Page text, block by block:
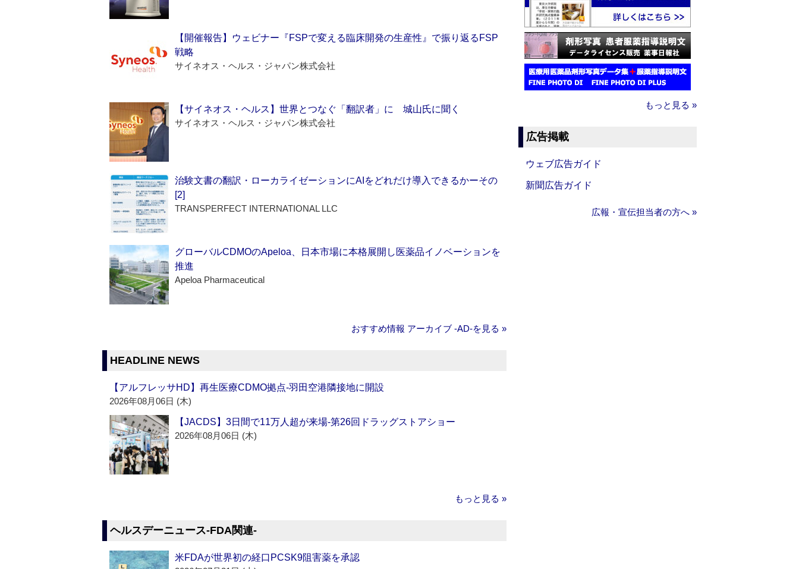
【開催報告】ウェビナー『FSPで変える臨床開発の生産性』で振り返るFSP
戦略
サイネオス・ヘルス・ジャパン株式会社
【サイネオス・ヘルス】世界とつなぐ「翻訳者」に 城山氏に聞く
サイネオス・ヘルス・ジャパン株式会社
治験文書の翻訳・ローカライゼーションにAIをどれだけ導入できるかーその
[2]
TRANSPERFECT INTERNATIONAL LLC
グローバルCDMOのApeloa、日本市場に本格展開し医薬品イノベーションを
推進
Apeloa Pharmaceutical
おすすめ情報 アーカイブ ‐AD‐を見る »
HEADLINE NEWS
【アルフレッサHD】再生医療CDMO拠点‐羽田空港隣接地に開設
2026年08月06日 (木)
【JACDS】3日間で11万人超が来場‐第26回ドラッグストアショー
2026年08月06日 (木)
もっと見る »
ヘルスデーニュース‐FDA関連‐
米FDAが世界初の経口PCSK9阻害薬を承認
もっと見る »
広告掲載
ウェブ広告ガイド
新聞広告ガイド
広報・宣伝担当者の方へ »